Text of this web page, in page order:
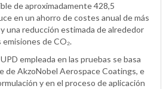
de aproximadamente 428,5
en un ahorro de costes anual de más
una reducción estimada de alrededor
de CO₂.
empleada en las pruebas se basa
de AkzoNobel Aerospace Coatings, e
y en el proceso de aplicación